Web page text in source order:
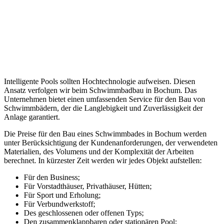
Intelligente Pools sollten Hochtechnologie aufweisen. Diesen
Ansatz verfolgen wir beim Schwimmbadbau in Bochum. Das
Unternehmen bietet einen umfassenden Service für den Bau von
Schwimmbädern, der die Langlebigkeit und Zuverlässigkeit der
Anlage garantiert.
Die Preise für den Bau eines Schwimmbades in Bochum werden
unter Berücksichtigung der Kundenanforderungen, der verwendeten
Materialien, des Volumens und der Komplexität der Arbeiten
berechnet. In kürzester Zeit werden wir jedes Objekt aufstellen:
Für den Business;
Für Vorstadthäuser, Privathäuser, Hütten;
Für Sport und Erholung;
Für Verbundwerkstoff;
Des geschlossenen oder offenen Typs;
Den zusammenklappbaren oder stationären Pool;